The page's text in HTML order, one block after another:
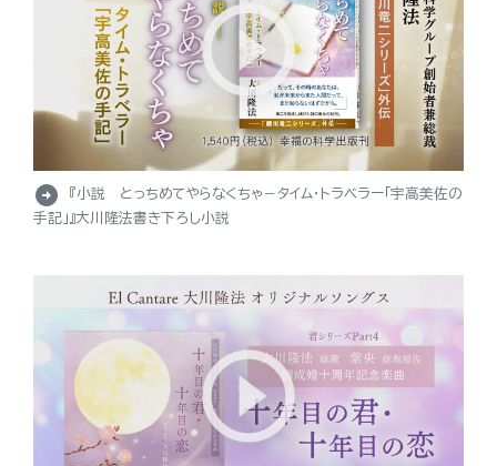
arrow_circle_right
『小説 とっちめてやらなくちゃ－タイム・トラベラー「宇高美佐の
手記」』大川隆法書き下ろし小説